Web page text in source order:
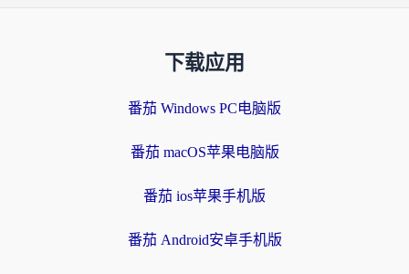
下载应用
番茄 Windows PC电脑版
番茄 macOS苹果电脑版
番茄 ios苹果手机版
番茄 Android安卓手机版